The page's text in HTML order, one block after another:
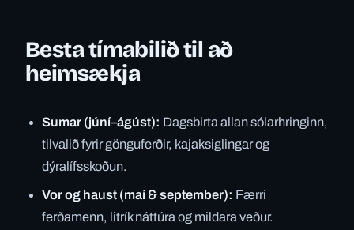
Besta tímabilið til að
heimsækja
Sumar (júní–ágúst): Dagsbirta allan sólarhringinn,
tilvalið fyrir gönguferðir, kajaksiglingar og
dýralífsskoðun.
Vor og haust (maí & september): Færri
ferðamenn, litrík náttúra og mildara veður.